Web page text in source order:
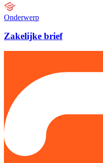
Onderwerp
Zakelijke brief